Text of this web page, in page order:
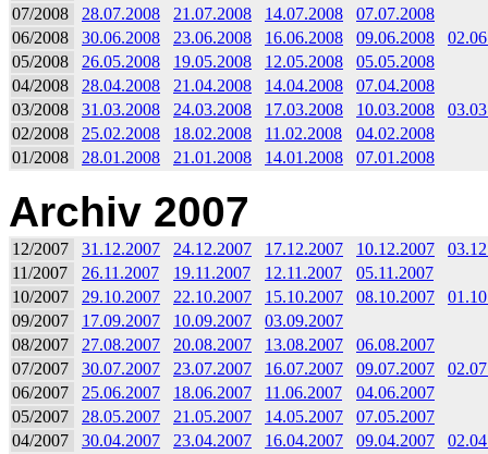
07/2008
28.07.2008 21.07.2008 14.07.2008
07.07.2008
06/2008
30.06.2008 23.06.2008 16.06.2008 09.06.2008
05/2008
26.05.2008 19.05.2008 12.05.2008
05.05.2008
04/2008
28.04.2008 21.04.2008 14.04.2008
07.04.2008
03/2008
31.03.2008 24.03.2008 17.03.2008 10.03.2008
02/2008
25.02.2008 18.02.2008 11.02.2008
04.02.2008
01/2008
28.01.2008 21.01.2008 14.01.2008 07.01.2008
Archiv 2007
12/2007 31.12.2007 24.12.2007 17.12.2007 10.12.2007
11/2007
26.11.2007 19.11.2007 12.11.2007
05.11.2007
10/2007
29.10.2007 22.10.2007 15.10.2007 08.10.2007
09/2007
17.09.2007 10.09.2007
03.09.2007
08/2007
27.08.2007 20.08.2007 13.08.2007
06.08.2007
07/2007
30.07.2007 23.07.2007 16.07.2007 09.07.2007
06/2007
25.06.2007 18.06.2007 11.06.2007
04.06.2007
05/2007
28.05.2007 21.05.2007 14.05.2007
07.05.2007
04/2007
30.04.2007 23.04.2007 16.04.2007 09.04.2007